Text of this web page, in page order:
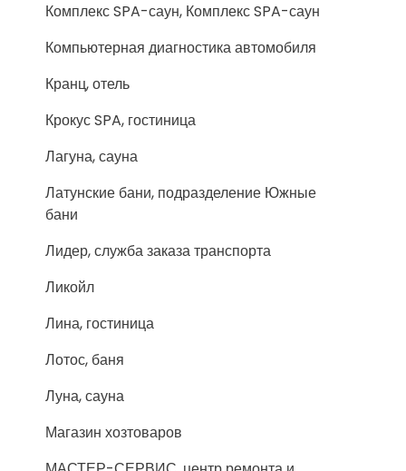
Комплекс SPA-саун, Комплекс SPA-саун
Компьютерная диагностика автомобиля
Кранц, отель
Крокус SPA, гостиница
Лагуна, сауна
Латунские бани, подразделение Южные
бани
Лидер, служба заказа транспорта
Ликойл
Лина, гостиница
Лотос, баня
Луна, сауна
Магазин хозтоваров